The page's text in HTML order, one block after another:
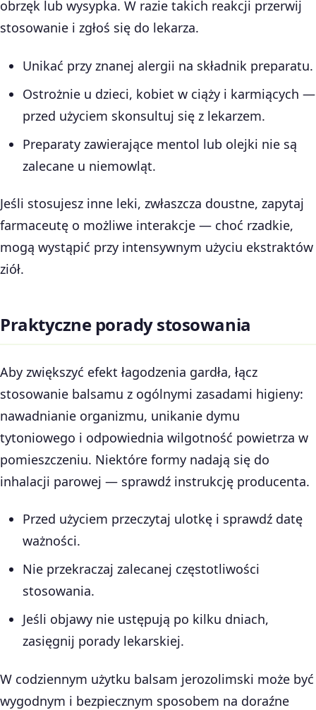
obrzęk lub wysypka. W razie takich reakcji przerwij
stosowanie i zgłoś się do lekarza.
Unikać przy znanej alergii na składnik preparatu.
Ostrożnie u dzieci, kobiet w ciąży i karmiących —
przed użyciem skonsultuj się z lekarzem.
Preparaty zawierające mentol lub olejki nie są
zalecane u niemowląt.
Jeśli stosujesz inne leki, zwłaszcza doustne, zapytaj
farmaceutę o możliwe interakcje — choć rzadkie,
mogą wystąpić przy intensywnym użyciu ekstraktów
ziół.
Praktyczne porady stosowania
Aby zwiększyć efekt łagodzenia gardła, łącz
stosowanie balsamu z ogólnymi zasadami higieny:
nawadnianie organizmu, unikanie dymu
tytoniowego i odpowiednia wilgotność powietrza w
pomieszczeniu. Niektóre formy nadają się do
inhalacji parowej — sprawdź instrukcję producenta.
Przed użyciem przeczytaj ulotkę i sprawdź datę
ważności.
Nie przekraczaj zalecanej częstotliwości
stosowania.
Jeśli objawy nie ustępują po kilku dniach,
zasięgnij porady lekarskiej.
W codziennym użytku balsam jerozolimski może być
wygodnym i bezpiecznym sposobem na doraźne